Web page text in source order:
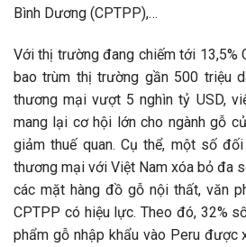
Bình Dương (CPTPP),…
Với thị trường đang chiếm tới 13,5%
bao trùm thị trường gần 500 triệu
thương mại vượt 5 nghìn tỷ USD,
mang lại cơ hội lớn cho ngành gỗ
giảm thuế quan. Cụ thể, một số
thương mại với Việt Nam xóa bỏ đa
các mặt hàng đồ gỗ nội thất, văn
CPTPP có hiệu lực. Theo đó, 32%
phẩm gỗ nhập khẩu vào Peru được